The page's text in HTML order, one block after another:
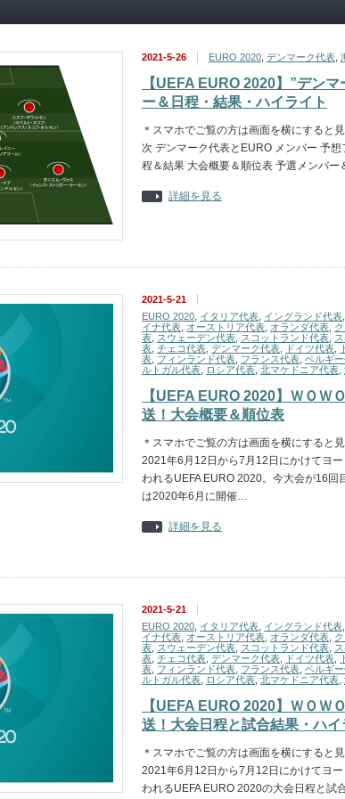
2021-5-26 EURO 2020 デンマーク代表
【UEFA EURO 2020】”デン
ー＆日程・結果・ハイライト
＊スマホでご覧の方は画面を横にすると
次 デンマーク代表とEURO メンバー 予想
程＆結果 大会概要＆順位表 予選メンバ
詳細を見る
2021-5-21
EURO 2020 イタリア代表 イングランド代表
イナ代表 オーストリア代表 オランダ代表
表 スウェーデン代表 スコットランド代表
表 チェコ代表 デンマーク代表 ドイツ代表
表 フィンランド代表 フランス代表 ベルギ
ルトガル代表
ロシア代表 北マケドニア代表
【UEFA EURO 2020】ＷＯＷ
送！大会概要＆順位表
＊スマホでご覧の方は画面を横にすると
2021年6月12日から7月12日にかけてヨ
われるUEFA EURO 2020。今大会が16回
は2020年6月に開催…
詳細を見る
2021-5-21
EURO 2020 イタリア代表 イングランド代表
イナ代表 オーストリア代表 オランダ代表
表 スウェーデン代表 スコットランド代表
表 チェコ代表 デンマーク代表 ドイツ代表
表 フィンランド代表 フランス代表 ベルギ
ルトガル代表
ロシア代表 北マケドニア代表
【UEFA EURO 2020】ＷＯＷ
送！大会日程と試合結果・ハイ
＊スマホでご覧の方は画面を横にすると
2021年6月12日から7月12日にかけてヨ
われるUEFA EURO 2020の大会日程と試